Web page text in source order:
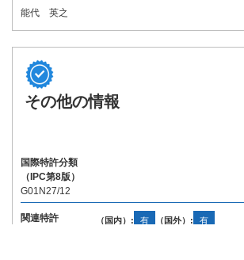
能代 英之
その他の情報
国際特許分類
（IPC第8版）
G01N27/12
関連特許 （国内）: 有 （国外）: 有